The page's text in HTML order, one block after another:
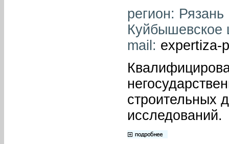
регион:
Куйбышевское
mail: expertiza-
строительных
исследований.